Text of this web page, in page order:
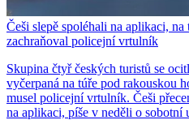
Češi slepě spoléhali na aplikaci,
zachraňoval policejní vrtulník
Skupina čtyř českých turistů se
vyčerpaná na túře pod rakouskou
musel policejní vrtulník. Češi
na aplikaci, píše v neděli o sobotní